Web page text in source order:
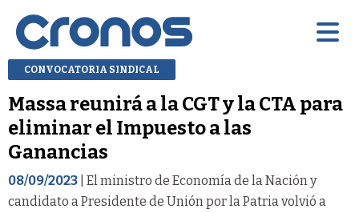
CONVOCATORIA SINDICAL
Massa reunirá a la CGT y la CTA para
eliminar el Impuesto a las
Ganancias
08/09/2023 | El ministro de Economía de la Nación y
candidato a Presidente de Unión por la Patria volvió a